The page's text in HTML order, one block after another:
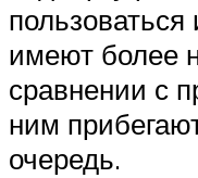
имеют более
сравнении с
ним
очередь.